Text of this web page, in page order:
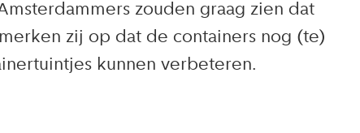
zouden graag zien dat
zij op dat de containers nog (te)
kunnen verbeteren.